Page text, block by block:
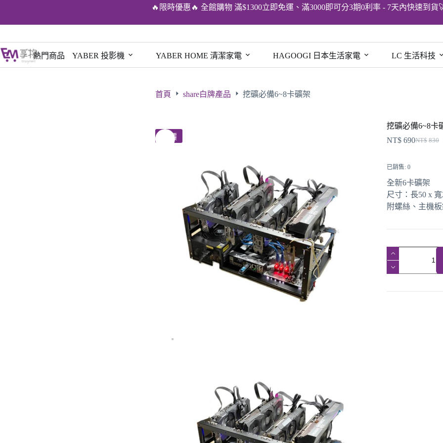
🔥限時優惠🔥 全館購物 滿$1300立即免運、滿3000即可分3期0利率 - 7天內快速到貨
熱門商品 YABER 投影機 YABER HOME 清潔家電 HAGOOGI 日本生活家電 LC 生活科技
首頁 share白牌產品 挖礦必備6~8卡礦架
特價
挖礦必備6~8卡
NT$ 830
NT$ 690
已銷售: 0
全新6卡礦架
尺寸：長50 x
附螺絲、主機